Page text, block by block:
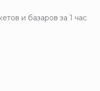
и базаров за 1 час